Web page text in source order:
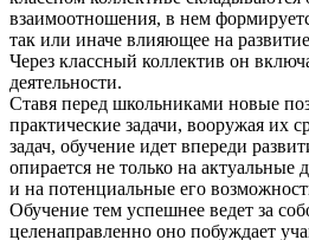
взаимоотношения, в нем
так или иначе влияющее на
Через классный коллектив он
деятельности.
Ставя перед школьниками новые
практические задачи, вооружая их
задач, обучение идет впереди
опирается не только на актуальные
и на потенциальные его
Обучение тем успешнее ведет за
целенаправленно оно побуждает